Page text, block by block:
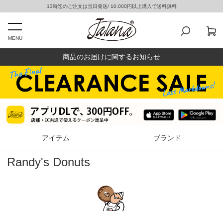
13時迄のご注文は当日発送/ 10,000円以上購入で送料無料
MENU
商品のお届けに関するお知らせ
アイテム ブランド
Randy's Donuts